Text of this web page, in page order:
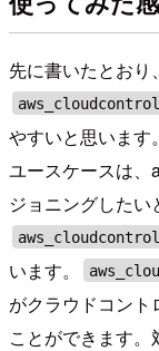
先に書いたとお
やすいと思います
ユースケースは、
ジョニングしたい
います。
がクラウドコント
ことができます